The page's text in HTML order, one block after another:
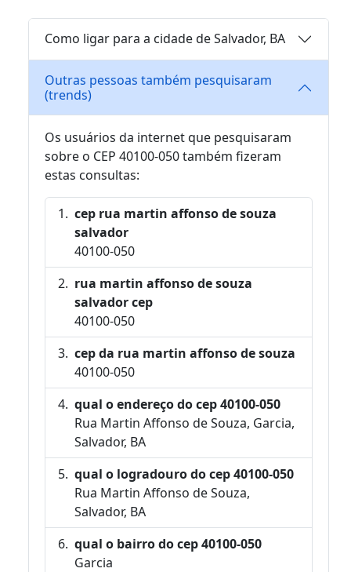
Como ligar para a cidade de Salvador, BA
Outras pessoas também pesquisaram
(trends)
Os usuários da internet que pesquisaram
sobre o CEP 40100-050 também fizeram
estas consultas:
cep rua martin affonso de souza
salvador
40100-050
rua martin affonso de souza
salvador cep
40100-050
cep da rua martin affonso de souza
40100-050
qual o endereço do cep 40100-050
Rua Martin Affonso de Souza, Garcia,
Salvador, BA
qual o logradouro do cep 40100-050
Rua Martin Affonso de Souza,
Salvador, BA
qual o bairro do cep 40100-050
Garcia